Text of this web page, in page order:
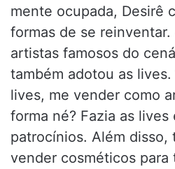
mente ocupada, Desirê
formas de se reinventar.
artistas famosos do
também adotou as lives.
lives, me vender como
forma né? Fazia as lives
patrocínios. Além disso,
vender cosméticos para